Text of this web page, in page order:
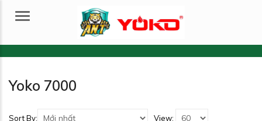
Menu
Yoko 7000
Sort By: View: